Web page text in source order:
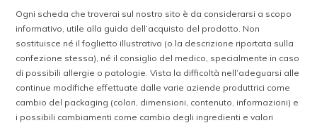
Ogni scheda che troverai sul nostro sito è da considerarsi a scopo
informativo, utile alla guida dell’acquisto del prodotto. Non
sostituisce né il foglietto illustrativo (o la descrizione riportata sulla
confezione stessa), né il consiglio del medico, specialmente in caso
di possibili allergie o patologie. Vista la difficoltà nell’adeguarsi alle
continue modifiche effettuate dalle varie aziende produttrici come
cambio del packaging (colori, dimensioni, contenuto, informazioni) e
i possibili cambiamenti come cambio degli ingredienti e valori